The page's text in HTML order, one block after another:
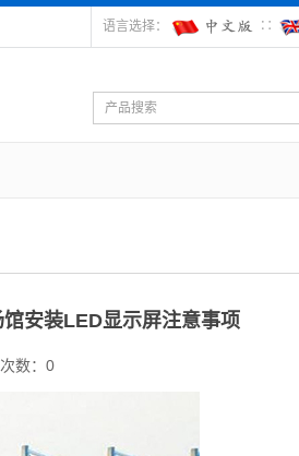
语言选择： ∷
安装LED显示屏注意事项
数：0